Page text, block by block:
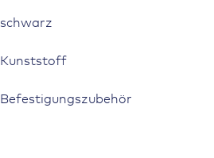
schwarz
Kunststoff
Befestigungszubehör